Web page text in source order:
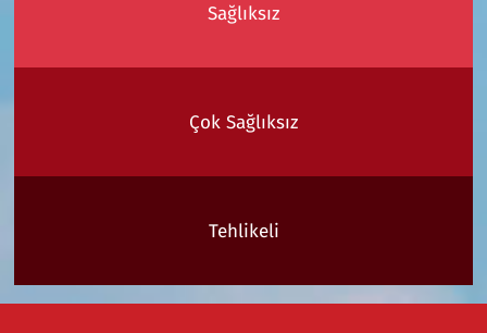
Sağlıksız
Çok Sağlıksız
Tehlikeli